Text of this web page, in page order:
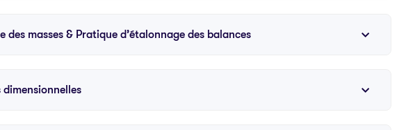
des masses & Pratique d’étalonnage des balances
dimensionnelles